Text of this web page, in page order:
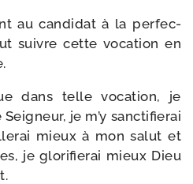
au can­di­dat à la per­fec­
suivre cette voca­tion en
dans telle voca­tion, je
je m’y sanc­ti­fie­rai
mieux à mon salut et
je glo­ri­fie­rai mieux Dieu